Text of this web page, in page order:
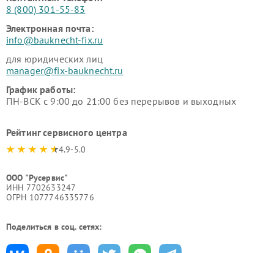
8 (800) 301-55-83
Электронная почта:
info@bauknecht-fix.ru
для юридических лиц
manager@fix-bauknecht.ru
График работы:
ПН-ВСК с 9:00 до 21:00 без перерывов и выходных
Рейтинг сервисного центра
4.9-5.0
ООО "Русервис"
ИНН 7702633247
ОГРН 1077746335776
Поделиться в соц. сетях: